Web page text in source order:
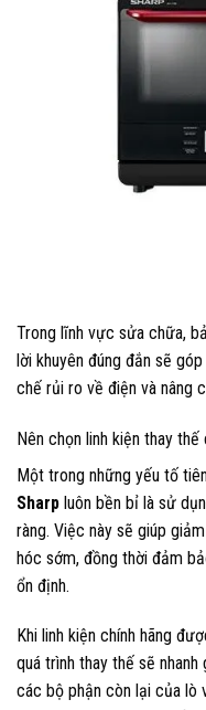
Trong lĩnh vực sửa chữa,
lời khuyên đúng đắn sẽ
chế rủi ro về điện và nâng
Nên chọn linh kiện thay thế
Một trong những yếu tố
Sharp luôn bền bỉ là sử
ràng. Việc này sẽ giúp
hóc sớm, đồng thời đảm
ổn định.
Khi linh kiện chính hãng
quá trình thay thế sẽ
các bộ phận còn lại của lò